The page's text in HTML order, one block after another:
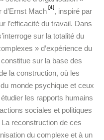
d’Ernst Mach [4], inspiré par
l’efficacité du travail. Dans
sur la totalité du
» d’expérience du
sur la base des
la construction, où les
monde psychique et ceux
les rapports humains
sociales et politiques
reconstruction de ces
du complexe et à un